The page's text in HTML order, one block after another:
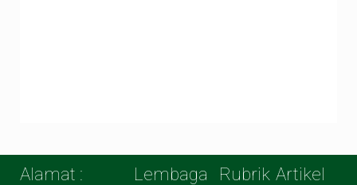
Alamat : Lembaga Rubrik Artikel